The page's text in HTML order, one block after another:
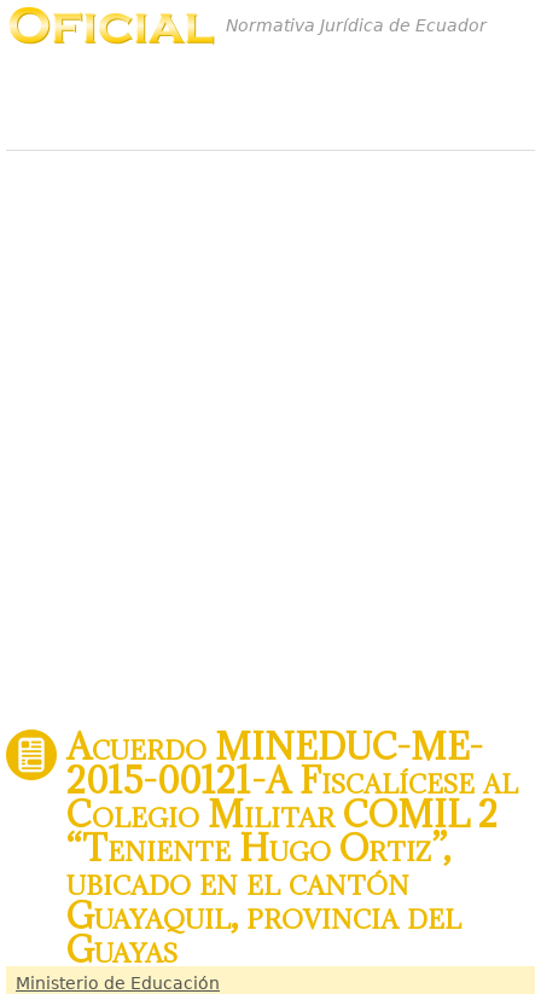
Normativa Jurídica de Ecuador
Acuerdo MINEDUC-ME-
2015-00121-A Fiscalícese al
Colegio Militar COMIL 2
“Teniente Hugo Ortiz”,
ubicado en el cantón
Guayaquil, provincia del
Guayas
Ministerio de Educación